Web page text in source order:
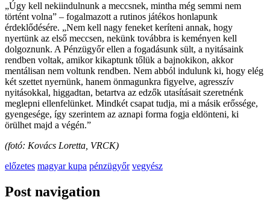
„Úgy kell nekiindulnunk a meccsnek, mintha még semmi nem
történt volna” – fogalmazott a rutinos játékos honlapunk
érdeklődésére. „Nem kell nagy feneket keríteni annak, hogy
nyertünk az első meccsen, nekünk továbbra is keményen kell
dolgoznunk. A Pénzügyőr ellen a fogadásunk sült, a nyitásaink
rendben voltak, amikor kikaptunk tőlük a bajnokikon, akkor
mentálisan nem voltunk rendben. Nem abból indulunk ki, hogy elég
két szettet nyernünk, hanem önmagunkra figyelve, agresszív
nyitásokkal, higgadtan, betartva az edzők utasításait szeretnénk
meglepni ellenfelünket. Mindkét csapat tudja, mi a másik erőssége,
gyengesége, így szerintem az aznapi forma fogja eldönteni, ki
örülhet majd a végén.”
(fotó: Kovács Loretta, VRCK)
előzetes magyar kupa pénzügyőr vegyész
Post navigation